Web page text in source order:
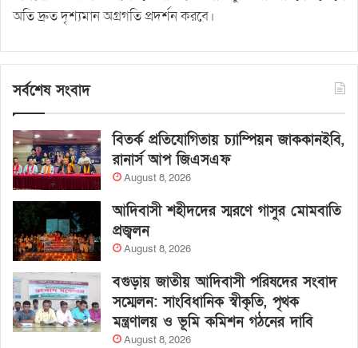
অতি দ্রুত দৃশ্যমান অগ্রগতি প্রদর্শন করবে।
সর্বশেষ সংবাদ
বিতর্ক প্রতিযোগিতায় চ্যাম্পিয়ন জাককানইবি,
রানার্স আপ জিএসএফ
August 8, 2026
আদিবাসী শহীদদের স্মরণে গাসুর মোমবাতি
প্রজ্বলন
August 8, 2026
বগুড়ায় জাতীয় আদিবাসী পরিষদের সংবাদ
সম্মেলন: সাংবিধানিক স্বীকৃতি, পৃথক
মন্ত্রণালয় ও ভূমি কমিশন গঠনের দাবি
August 8, 2026